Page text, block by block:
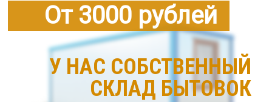
От 3000 рублей
У НАС СОБСТВЕННЫЙ
СКЛАД БЫТОВОК